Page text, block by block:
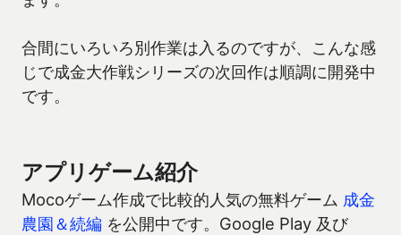
合間にいろいろ別作業は入るのですが、こんな感
じで成金大作戦シリーズの次回作は順調に開発中
です。
アプリゲーム紹介
Mocoゲーム作成で比較的人気の無料ゲーム 成金
農園＆続編 を公開中です。Google Play 及び